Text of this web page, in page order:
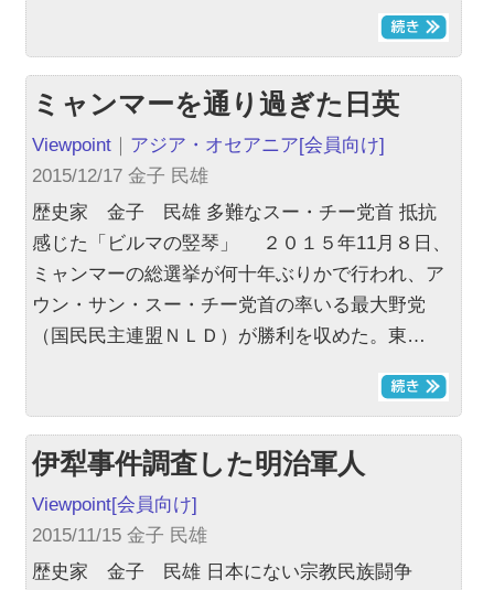
ミャンマーを通り過ぎた日英
Viewpoint ｜ アジア・オセアニア[会員向け]
2015/12/17 金子 民雄
歴史家 金子 民雄 多難なスー・チー党首 抵抗
感じた「ビルマの竪琴」 ２０１５年11月８日、
ミャンマーの総選挙が何十年ぶりかで行われ、ア
ウン・サン・スー・チー党首の率いる最大野党
（国民民主連盟ＮＬＤ）が勝利を収めた。東…
伊犁事件調査した明治軍人
Viewpoint[会員向け]
2015/11/15 金子 民雄
歴史家 金子 民雄 日本にない宗教民族闘争